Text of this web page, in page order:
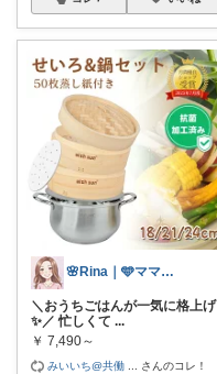
🌸Rina｜🩵ママ必見アイテム🩵
＼おうちごはんが一気に格上げ
✨／ 忙しくて ...
￥ 7,490～
みいいち@共働 さんのコレ！